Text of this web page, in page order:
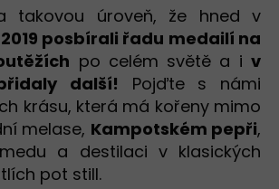
takovou úroveň, že hned v
2019 posbírali řadu medailí na
po celém světě a iv
další!
Pojďte s námi
krásu, která má kořeny mimo
melase, Kampotském pepři,
a destilaci v klasických
pot still.